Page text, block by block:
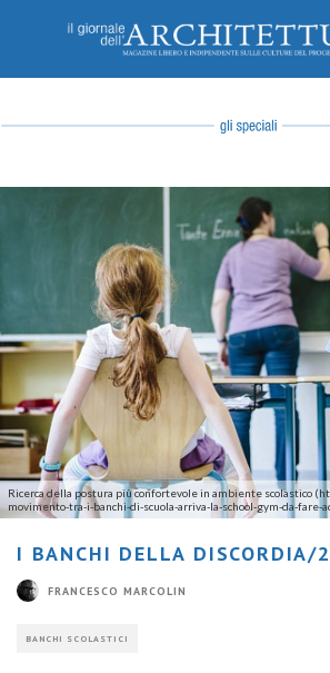
Ricerca della postura più confortevole in ambiente scolastico
movimento-tra-i-banchi-di-scuola-arriva-la-school-gym-da-fare-
I BANCHI DELLA DISCORDIA/2
FRANCESCO MARCOLIN
BANCHI SCOLASTICI